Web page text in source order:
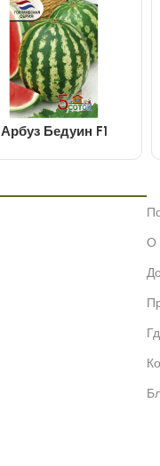
Арбуз Бедуин F1
О